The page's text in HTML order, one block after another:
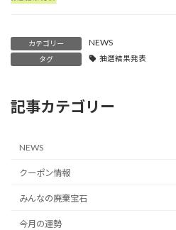
カテゴリー NEWS
タグ 抽選結果発表
記事カテゴリー
NEWS
クーポン情報
みんなの廃棄宝石
今月の運勢